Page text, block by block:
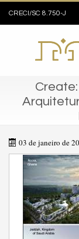
CRECI/SC 8.750-J
03 de janeiro de